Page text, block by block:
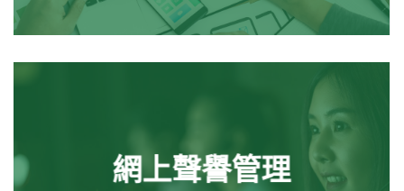
網上聲譽管理